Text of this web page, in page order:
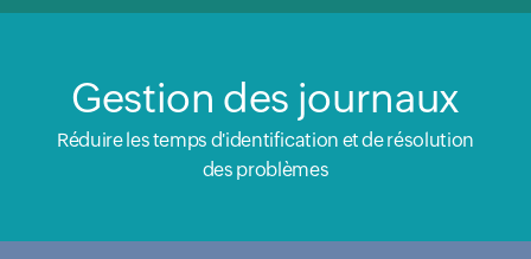
Gestion des journaux
Réduire les temps d'identification et de résolution
des problèmes